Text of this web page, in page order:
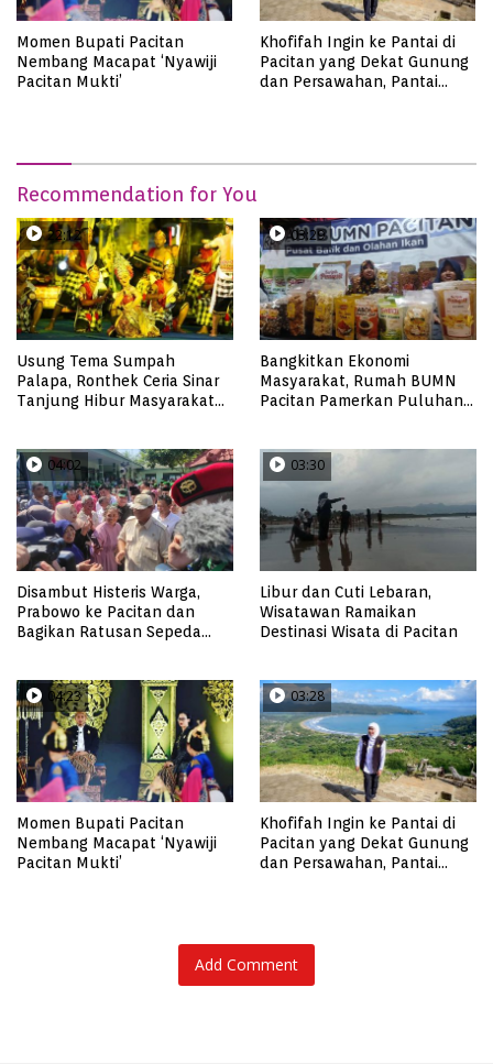
Momen Bupati Pacitan
Nembang Macapat ‘Nyawiji
Pacitan Mukti’
Khofifah Ingin ke Pantai di
Pacitan yang Dekat Gunung
dan Persawahan, Pantai
Recommendation for You
22:12
Usung Tema Sumpah
Palapa, Ronthek Ceria Sinar
Tanjung Hibur Masyarakat
03:29
Bangkitkan Ekonomi
Masyarakat, Rumah BUMN
Pacitan Pamerkan Puluhan
04:02
Disambut Histeris Warga,
Prabowo ke Pacitan dan
Bagikan Ratusan Sepeda
03:30
Libur dan Cuti Lebaran,
Wisatawan Ramaikan
Destinasi Wisata di Pacitan
04:23
Momen Bupati Pacitan
Nembang Macapat ‘Nyawiji
Pacitan Mukti’
03:28
Khofifah Ingin ke Pantai di
Pacitan yang Dekat Gunung
dan Persawahan, Pantai
Add Comment